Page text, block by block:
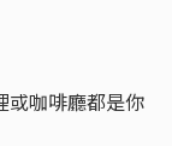
或咖啡廳都是你